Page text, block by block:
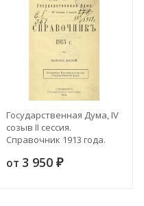
Государственная Дума, IV
созыв II сессия.
Справочник 1913 года.
от 3 950 ₽